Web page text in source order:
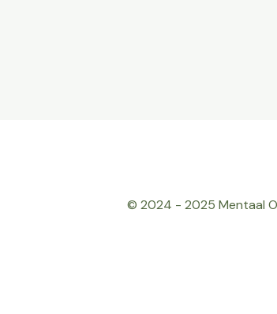
© 2024 - 2025 Mentaal